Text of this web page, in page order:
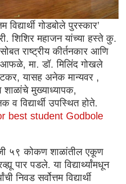
विद्यार्थी गोडबोले पुरस्कार’
शिशिर महाजन यांच्या हस्ते कु.
राष्ट्रीय कीर्तनकार आणि
आफळे, मा. डॉ. मिलिंद गोखले
यासह अनेक मान्यवर ,
शाळांचे मुख्याध्यापक,
विद्यार्थी उपस्थित होते.
best student Godbole
५९ कोकण शाळांतील एकूण
पार पडले. या विद्यार्थ्यांमधून
निवड सर्वोत्तम विद्यार्थी